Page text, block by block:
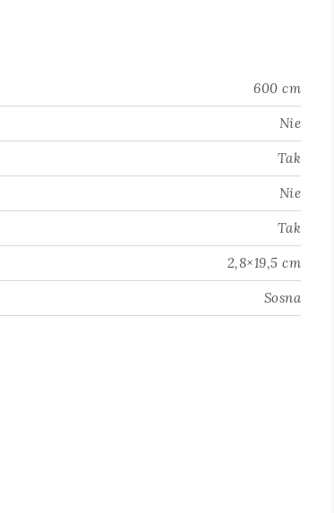
600 cm
Nie
Tak
Nie
Tak
2,8×19,5 cm
Sosna